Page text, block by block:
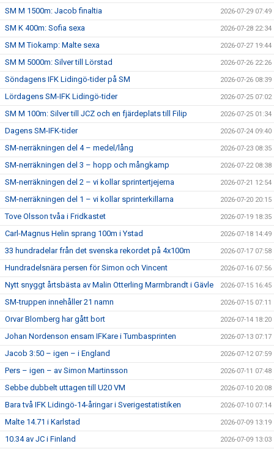
SM M 1500m: Jacob finaltia 2026-07-29 07:49
SM K 400m: Sofia sexa 2026-07-28 22:34
SM M Tiokamp: Malte sexa 2026-07-27 19:44
SM M 5000m: Silver till Lörstad 2026-07-26 22:26
Söndagens IFK Lidingö-tider på SM 2026-07-26 08:39
Lördagens SM-IFK Lidingö-tider 2026-07-25 07:02
SM M 100m: Silver till JCZ och en fjärdeplats till Filip 2026-07-25 01:34
Dagens SM-IFK-tider 2026-07-24 09:40
SM-nerräkningen del 4 – medel/lång 2026-07-23 08:35
SM-nerräkningen del 3 – hopp och mångkamp 2026-07-22 08:38
SM-nerräkningen del 2 – vi kollar sprintertjejerna 2026-07-21 12:54
SM-nerräkningen del 1 – vi kollar sprinterkillarna 2026-07-20 20:15
Tove Olsson tvåa i Fridkastet 2026-07-19 18:35
Carl-Magnus Helin sprang 100m i Ystad 2026-07-18 14:49
33 hundradelar från det svenska rekordet på 4x100m 2026-07-17 07:58
Hundradelsnära persen för Simon och Vincent 2026-07-16 07:56
Nytt snyggt årtsbästa av Malin Otterling Marmbrandt i Gävle 2026-07-15 16:45
SM-truppen innehåller 21 namn 2026-07-15 07:11
Orvar Blomberg har gått bort 2026-07-14 18:20
Johan Nordenson ensam IFKare i Tumbasprinten 2026-07-13 07:17
Jacob 3:50 – igen – i England 2026-07-12 07:59
Pers – igen – av Simon Martinsson 2026-07-11 07:48
Sebbe dubbelt uttagen till U20 VM 2026-07-10 20:08
Bara två IFK Lidingö-14-åringar i Sverigestatistiken 2026-07-10 07:14
Malte 14.71 i Karlstad 2026-07-09 13:19
10.34 av JC i Finland 2026-07-09 13:03